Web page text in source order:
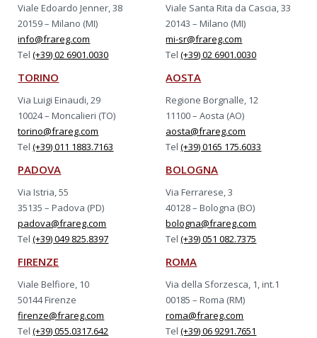
Viale Edoardo Jenner, 38
20159 – Milano (MI)
info@frareg.com
Tel(+39) 02 6901.0030
Viale Santa Rita da Cascia, 33
20143 – Milano (MI)
mi-sr@frareg.com
Tel(+39) 02 6901.0030
TORINO
Via Luigi Einaudi, 29
10024 – Moncalieri (TO)
torino@frareg.com
Tel(+39) 011 1883.7163
AOSTA
Regione Borgnalle, 12
11100 – Aosta (AO)
aosta@frareg.com
Tel(+39) 0165 175.6033
PADOVA
Via Istria, 55
35135 – Padova (PD)
padova@frareg.com
Tel(+39) 049 825.8397
BOLOGNA
Via Ferrarese, 3
40128 – Bologna (BO)
bologna@frareg.com
Tel(+39) 051 082.7375
FIRENZE
Viale Belfiore, 10
50144 Firenze
firenze@frareg.com
Tel(+39) 055.0317.642
ROMA
Via della Sforzesca, 1, int.1
00185 – Roma (RM)
roma@frareg.com
Tel(+39) 06 9291.7651